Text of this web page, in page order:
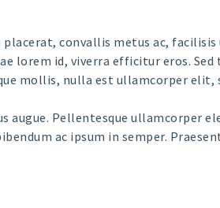
convallis metus ac,
lorem id, viverra efficitur eros.
mollis, nulla est ullamcorper elit,
Pellentesque ullamcorper
ac ipsum in semper.